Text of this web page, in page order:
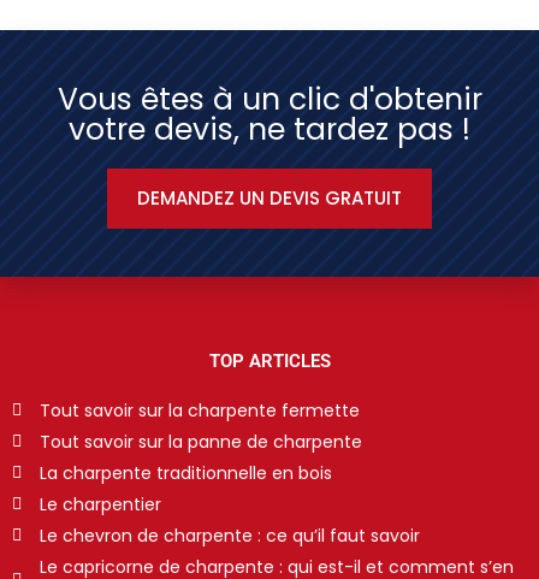
Vous êtes à un clic d'obtenir
votre devis, ne tardez pas !
DEMANDEZ UN DEVIS GRATUIT
TOP ARTICLES
Tout savoir sur la charpente fermette
Tout savoir sur la panne de charpente
La charpente traditionnelle en bois
Le charpentier
Le chevron de charpente : ce qu’il faut savoir
Le capricorne de charpente : qui est-il et comment s’en